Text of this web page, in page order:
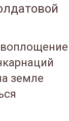
воплощение
земле